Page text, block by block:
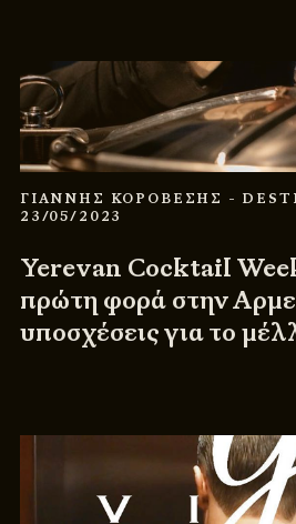
ΓΙΑΝΝΗΣ ΚΟΡΟΒΕΣΗΣ -
23/05/2023
Yerevan Cocktail
πρώτη φορά στην
υποσχέσεις για το